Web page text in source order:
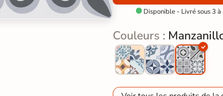
 Disponible - Livré sous 3 à
Couleurs :